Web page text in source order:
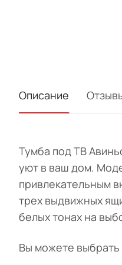
Описание
Тумба под ТВ
уют в ваш дом.
привлекательным
трех выдвижных
белых тонах на
Вы можете выбрать